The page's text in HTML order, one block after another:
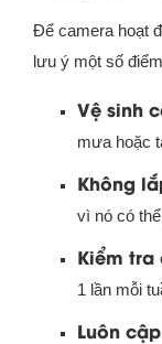
Để camera hoạt
lưu ý một số
Vệ sinh
mưa hoặc
Không
vì nó có
Kiểm tra
1 lần mỗi
Luôn